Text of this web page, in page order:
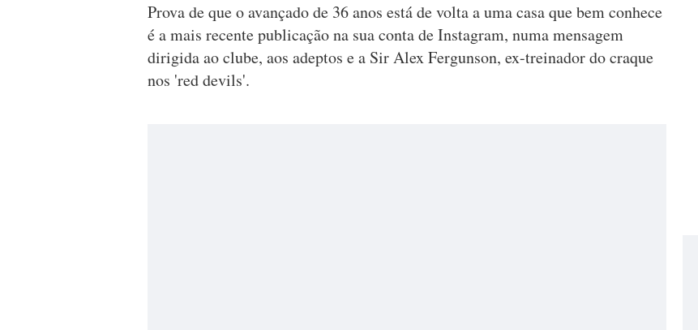
Prova de que o avançado de 36 anos está de volta a uma casa que bem conhece
é a mais recente publicação na sua conta de Instagram, numa mensagem
dirigida ao clube, aos adeptos e a Sir Alex Fergunson, ex-treinador do craque
nos 'red devils'.